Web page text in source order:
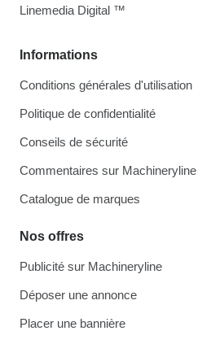
Informations
Conditions générales d'utilisation
Politique de confidentialité
Conseils de sécurité
Commentaires sur Machineryline
Catalogue de marques
Nos offres
Publicité sur Machineryline
Déposer une annonce
Placer une bannière
Linemedia Digital ™